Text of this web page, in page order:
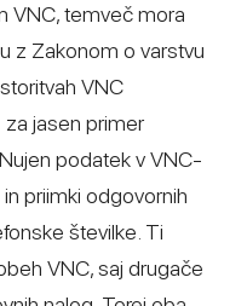
VNC, temveč mora
z Zakonom o varstvu
VNC
jasen primer
podatek v VNC-
priimki odgovornih
številke. Ti
VNC, saj drugače